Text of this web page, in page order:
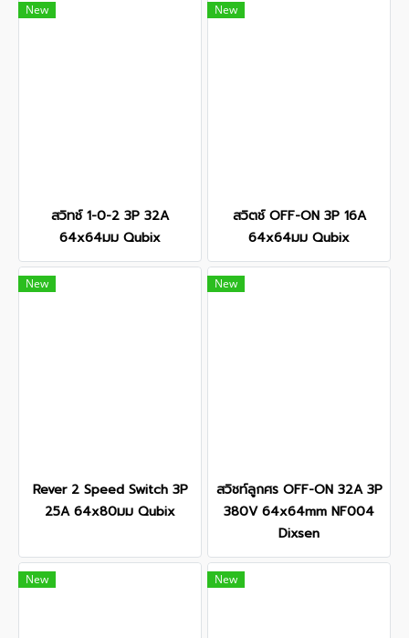
New
สวิทช์ 1-0-2 3P 32A
64x64มม Qubix
New
สวิตช์ OFF-ON 3P 16A
64x64มม Qubix
New
Rever 2 Speed Switch 3P
25A 64x80มม Qubix
New
สวิชท์ลูกศร OFF-ON 32A 3P
380V 64x64mm NF004
Dixsen
New New